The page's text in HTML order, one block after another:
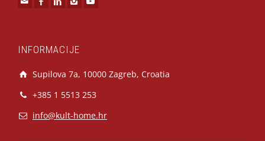
INFORMACIJE
Supilova 7a, 10000 Zagreb, Croatia
+385 1 5513 253
info@kult-home.hr